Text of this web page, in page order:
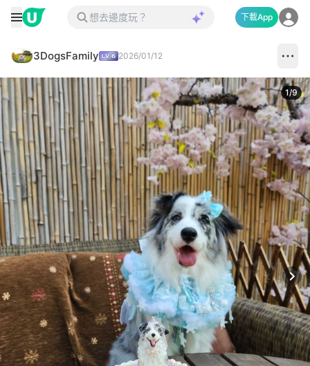
下載App
3DogsFamily 2026/01/12
1/9